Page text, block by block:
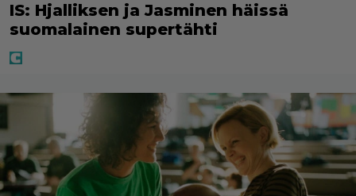
IS: Hjalliksen ja Jasminen häissä
suomalainen supertähti